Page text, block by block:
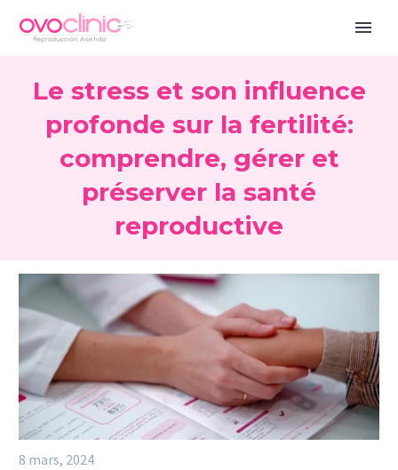
Le stress et son influence
profonde sur la fertilité:
comprendre, gérer et
préserver la santé
reproductive
8 mars, 2024